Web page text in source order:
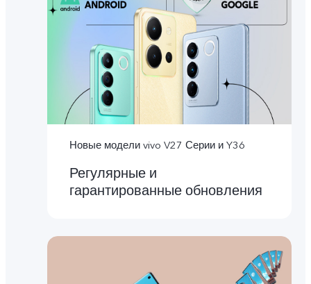
Новые модели vivo V27 Серии и Y36
Регулярные и
гарантированные обновления